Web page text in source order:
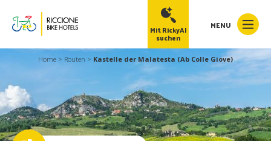
MENU
Mit RickyAI
suchen
Home > Routen > Kastelle der Malatesta (Ab Colle Giove)
×